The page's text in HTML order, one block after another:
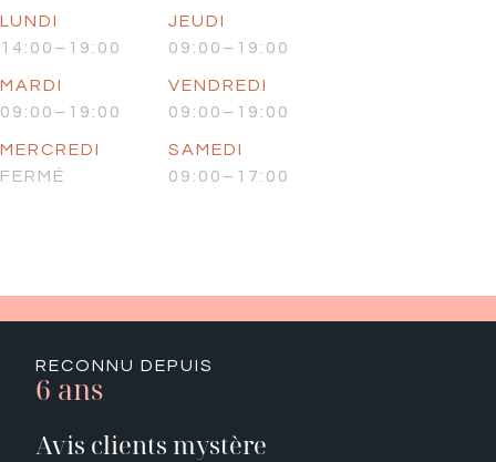
LUNDI
14:00–19:00
MARDI
09:00–19:00
MERCREDI
FERMÉ
JEUDI
09:00–19:00
VENDREDI
09:00–19:00
SAMEDI
09:00–17:00
RECONNU DEPUIS
6 ans
Avis clients mystère